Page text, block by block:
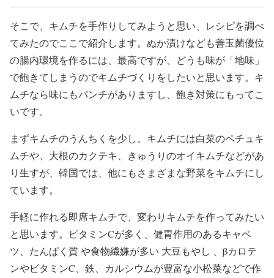
そこで、キムチを手作りしてみようと思い、レシピを調べ
てみたのでここで紹介します。ぬか漬けなども善玉菌優位
の腸内環境を作るには、最高ですが、どうも味が「地味」
で飽きてしまうのでキムチづくりをしたいと思います。キ
ムチなら味にもパンチがありますし、飽き対策にもってこ
いです。
まずキムチのうんちくを少し。キムチには白菜のペチュキ
ムチや、大根のカクテキ、きゅうりのオイキムチなどがあ
り生すが、韓国では、他にもさまざまな野菜をキムチにし
ています。
手軽に作れる即席キムチで、変わりキムチを作ってみたい
と思います。ビタミンCが多く、健胃作用のあるキャベ
ツ、たんぱく質 や食物繊嫌が多い 大豆もやし 、βカロテ
ンやビタミンC、鉄、カルシウムが豊富な小松菜などで作